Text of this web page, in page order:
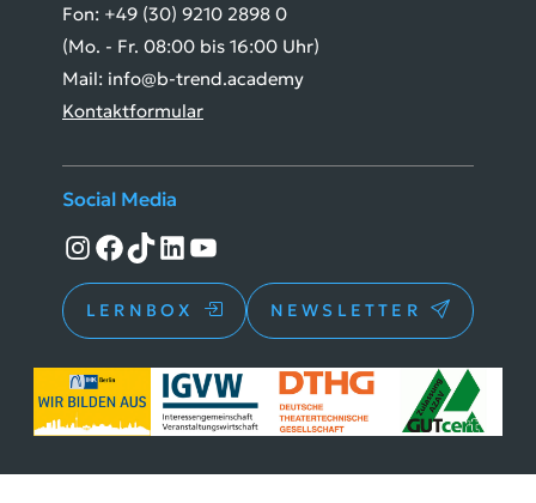
Fon: +49 (30) 9210 2898 0
(Mo. - Fr. 08:00 bis 16:00 Uhr)
Mail: info@b-trend.academy
Kontaktformular
Social Media
Instagram
Facebook
TikTokLinkedInYouTube
LERNBOX NEWSLETTER